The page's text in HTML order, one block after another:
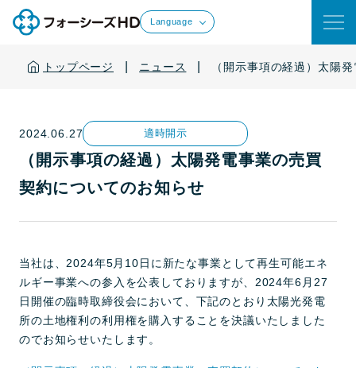
Language
トップページ ニュース （開示事項の経過）太陽
2024.06.27 適時開示
（開示事項の経過）太陽発電事業の売買
契約についてのお知らせ
当社は、2024年5月10日に新たな事業として再生可能エネ
ルギー事業への参入を公表しておりますが、2024年6月27
日開催の臨時取締役会において、下記のとおり太陽光発電
所の土地権利の利用権を購入することを決議いたしました
のでお知らせいたします。